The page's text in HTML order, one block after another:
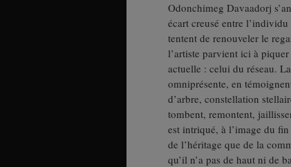
Odonchimeg Davaadorj
écart creusé entre
tentent de renouveler le
l’artiste parvient ici à
actuelle : celui du réseau.
omniprésente, en
d’arbre, constellation
tombent, remontent,
est intriqué, à l’image du
de l’héritage que de la
qu’il n’a pas de haut ni de